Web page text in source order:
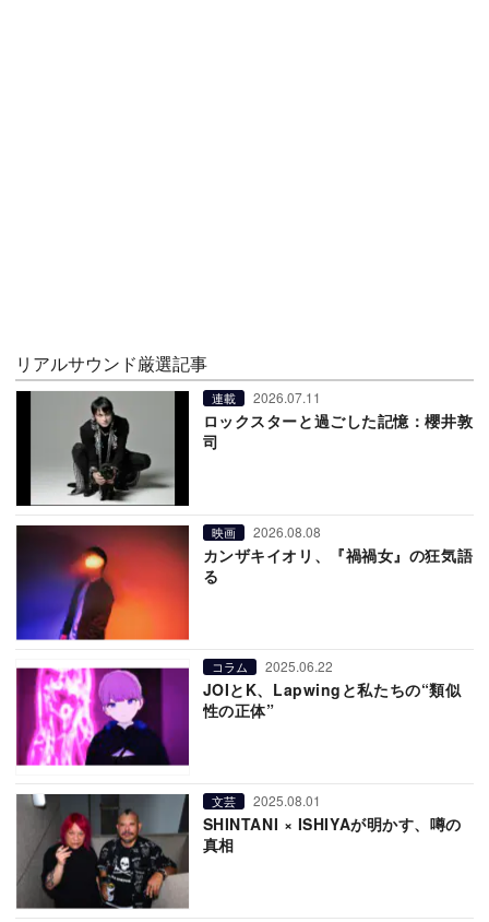
リアルサウンド厳選記事
連載 2026.07.11
ロックスターと過ごした記憶：櫻井敦
司
映画 2026.08.08
カンザキイオリ、『禍禍女』の狂気語
る
コラム 2025.06.22
JOIとK、Lapwingと私たちの“類似
性の正体”
文芸 2025.08.01
SHINTANI × ISHIYAが明かす、噂の
真相